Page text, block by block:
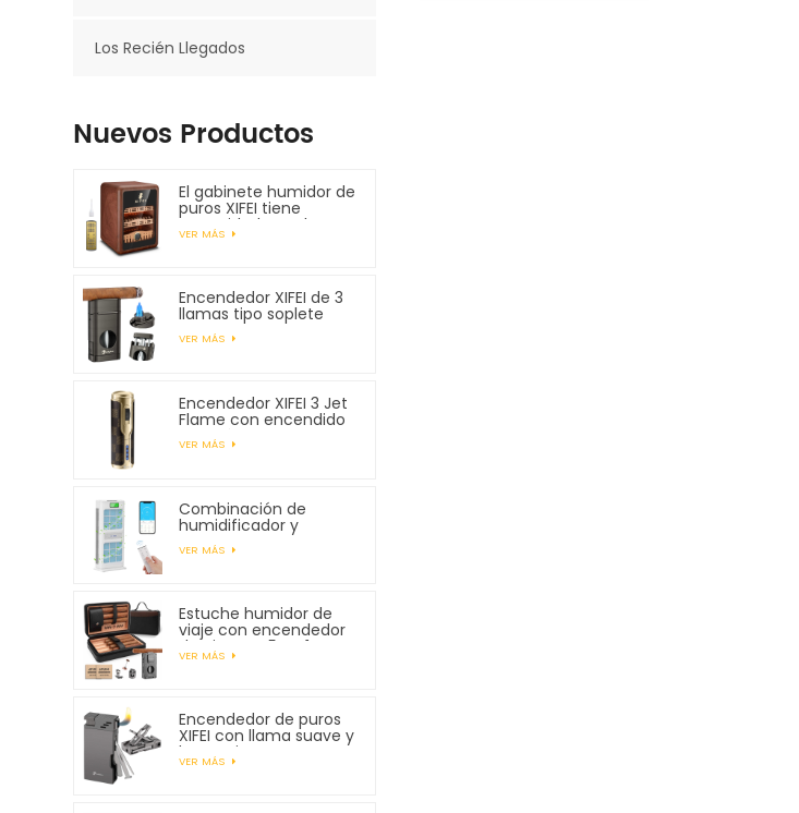
Los Recién Llegados
Nuevos Productos
El gabinete humidor de
puros XIFEI tiene
capacidad para hasta
150 puros
VER MÁS
Encendedor XIFEI de 3
llamas tipo soplete
con cortador en V con
resorte
VER MÁS
Encendedor XIFEI 3 Jet
Flame con encendido
electrónico
VER MÁS
Combinación de
humidificador y
purificador de aire XIFEI
VER MÁS
Estuche humidor de
viaje con encendedor
de cigarros 5 en 1,
capacidad para 7
VER MÁS
Encendedor de puros
XIFEI con llama suave y
herramientas para
pipa
VER MÁS